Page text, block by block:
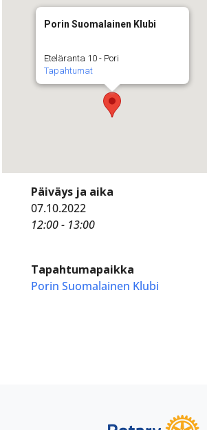
Porin Suomalainen Klubi
Eteläranta 10 - Pori
Tapahtumat
Päiväys ja aika
07.10.2022
12:00 - 13:00
Tapahtumapaikka
Porin Suomalainen Klubi